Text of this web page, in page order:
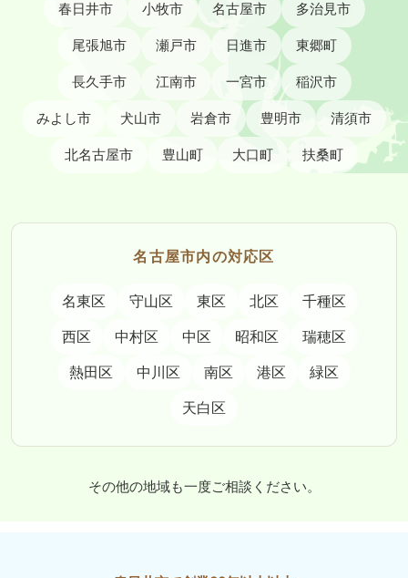
春日井市 小牧市 名古屋市 多治見市
尾張旭市 瀬戸市 日進市 東郷町
長久手市 江南市 一宮市 稲沢市
みよし市 犬山市 岩倉市 豊明市 清須市
北名古屋市 豊山町 大口町 扶桑町
名古屋市内の対応区
名東区 守山区 東区 北区 千種区
西区 中村区 中区 昭和区 瑞穂区
熱田区 中川区 南区 港区 緑区
天白区
その他の地域も一度ご相談ください。